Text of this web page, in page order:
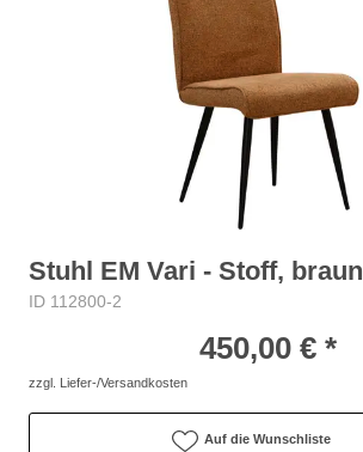
Stuhl EM Vari - Stoff, braun
ID 112800-2
450,00 € *
zzgl. Liefer-/Versandkosten
Auf die Wunschliste